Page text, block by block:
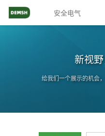
安全电气
新视
给我们一个展示的机会